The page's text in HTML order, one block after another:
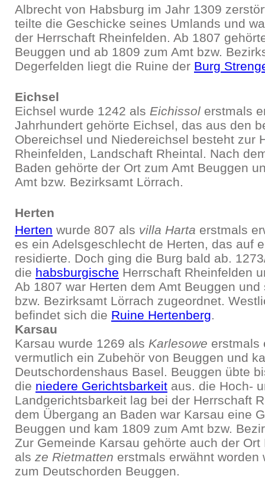
Albrecht von Habsburg im Jahr 1309
teilte die Geschicke seines Umlands und
der Herrschaft Rheinfelden. Ab 1807
Beuggen und ab 1809 zum Amt bzw.
Degerfelden liegt die Ruine der Burg
Eichsel
Eichsel wurde 1242 als Eichissol erstmals
Jahrhundert gehörte Eichsel, das aus den
Obereichsel und Niedereichsel besteht zur
Rheinfelden, Landschaft Rheintal. Nach
Baden gehörte der Ort zum Amt Beuggen
Amt bzw. Bezirksamt Lörrach.
Herten
Herten wurde 807 als villa Harta erstmals
es ein Adelsgeschlecht de Herten, das auf
residierte. Doch ging die Burg bald ab.
die habsburgische Herrschaft Rheinfelden
Ab 1807 war Herten dem Amt Beuggen
bzw. Bezirksamt Lörrach zugeordnet.
befindet sich die Ruine Hertenberg.
Karsau
Karsau wurde 1269 als Karlesowe erstmals
vermutlich ein Zubehör von Beuggen und
Deutschordenshaus Basel. Beuggen übte
die niedere Gerichtsbarkeit aus. die Hoch-
Landgerichtsbarkeit lag bei der Herrschaft
dem Übergang an Baden war Karsau eine
Beuggen und kam 1809 zum Amt bzw.
Zur Gemeinde Karsau gehörte auch der
als ze Rietmatten erstmals erwähnt worden
zum Deutschorden Beuggen.